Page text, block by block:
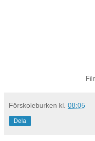
Förskoleburken kl. 08:05
Dela